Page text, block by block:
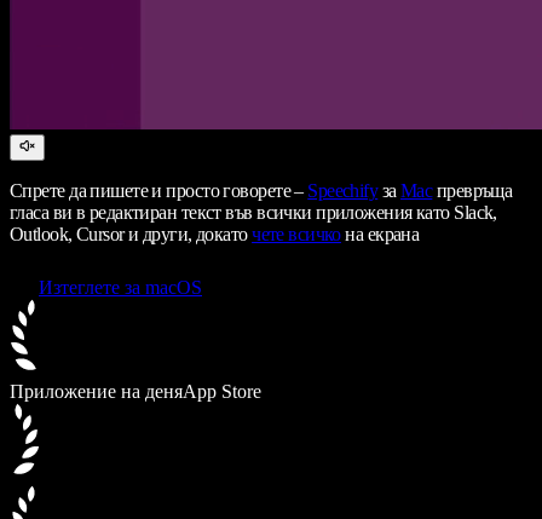
Спрете да пишете и просто говорете – SpeechifyзаMacпревръща
гласа ви в редактиран текст във всички приложения като Slack,
Outlook, Cursor и други, докаточете всичкона екрана
Изтеглете за macOS
Приложение на деняApp Store